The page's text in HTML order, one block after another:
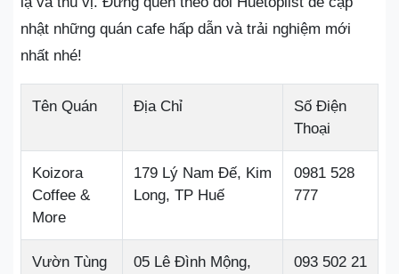
nhật những quán cafe hấp dẫn và trải nghiệm mới
nhất nhé!
Tên Quán Địa Chỉ
Số Điện
Thoại
Koizora
Coffee &
More
179 Lý Nam Đế, Kim
Long, TP Huế
0981 528
777
Vườn Tùng
05 Lê Đình Mộng,
093 502 21